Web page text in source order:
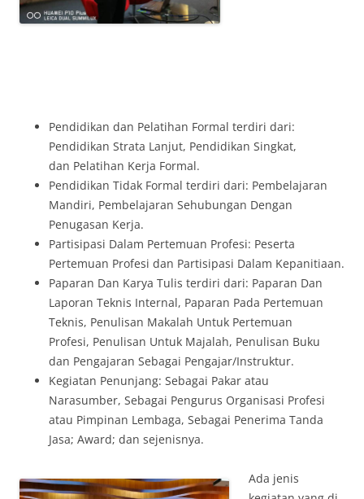
Pendidikan dan Pelatihan Formal terdiri dari:
Pendidikan Strata Lanjut, Pendidikan Singkat,
dan Pelatihan Kerja Formal.
Pendidikan Tidak Formal terdiri dari: Pembelajaran
Mandiri, Pembelajaran Sehubungan Dengan
Penugasan Kerja.
Partisipasi Dalam Pertemuan Profesi: Peserta
Pertemuan Profesi dan Partisipasi Dalam Kepanitiaan.
Paparan Dan Karya Tulis terdiri dari: Paparan Dan
Laporan Teknis Internal, Paparan Pada Pertemuan
Teknis, Penulisan Makalah Untuk Pertemuan
Profesi, Penulisan Untuk Majalah, Penulisan Buku
dan Pengajaran Sebagai Pengajar/Instruktur.
Kegiatan Penunjang: Sebagai Pakar atau
Narasumber, Sebagai Pengurus Organisasi Profesi
atau Pimpinan Lembaga, Sebagai Penerima Tanda
Jasa; Award; dan sejenisnya.
Ada jenis